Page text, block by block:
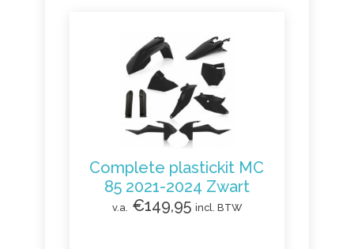
Complete plastickit MC
85 2021-2024 Zwart
v.a. €149,95 incl. BTW